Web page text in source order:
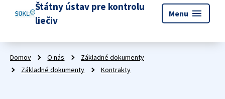
Štátny ústav pre kontrolu
liečiv
Menu menu
Domov O nás
Základné dokumenty
Základné dokumenty
Kontrakty